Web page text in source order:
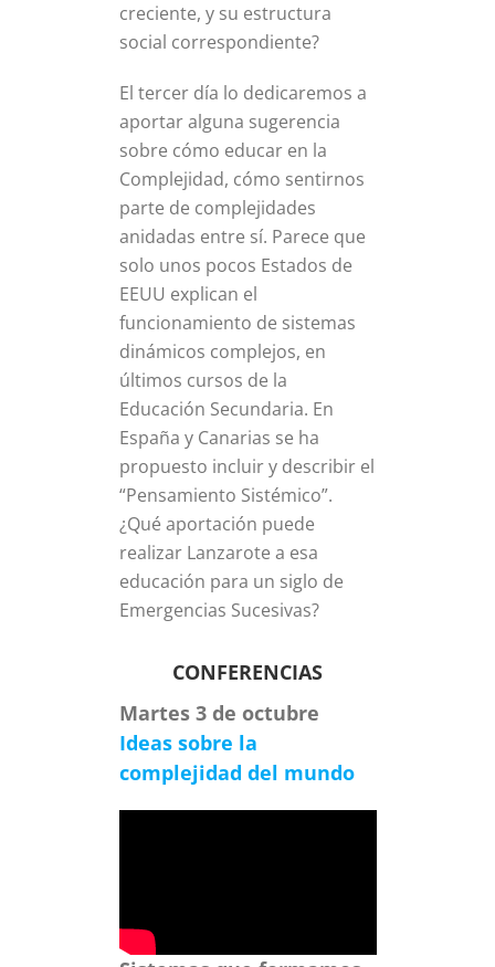
creciente, y su estructura
social correspondiente?
El tercer día lo dedicaremos a
aportar alguna sugerencia
sobre cómo educar en la
Complejidad, cómo sentirnos
parte de complejidades
anidadas entre sí. Parece que
solo unos pocos Estados de
EEUU explican el
funcionamiento de sistemas
dinámicos complejos, en
últimos cursos de la
Educación Secundaria. En
España y Canarias se ha
propuesto incluir y describir el
“Pensamiento Sistémico”.
¿Qué aportación puede
realizar Lanzarote a esa
educación para un siglo de
Emergencias Sucesivas?
CONFERENCIAS
Martes 3 de octubre
Ideas sobre la
complejidad del mundo